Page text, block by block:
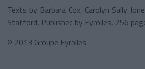
Texts by Barbara Cox, Carolyn Sally
Stafford, Published by Eyrolles, 256
© 2013 Groupe Eyrolles